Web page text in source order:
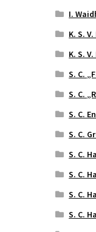
I.
K. S.
K. S.
S. C.
S. C.
S. C.
S. C.
S. C.
S. C.
S. C.
S. C.